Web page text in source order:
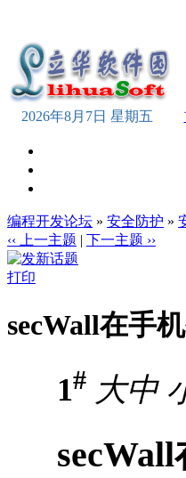
2026年8月7日 星期五
编程开发论坛 » 安全防护 »
‹‹ 上一主题 | 下一主题 ››
打印
secWall在手
1# 大中